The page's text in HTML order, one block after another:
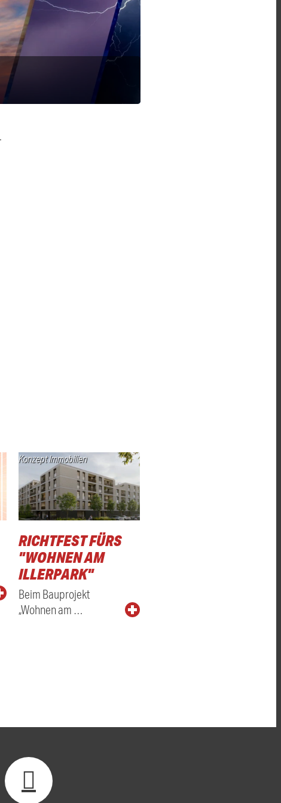
Konzept Immobilien
RICHTFEST FÜRS
"WOHNEN AM
ILLERPARK"
Beim Bauprojekt
„Wohnen am …